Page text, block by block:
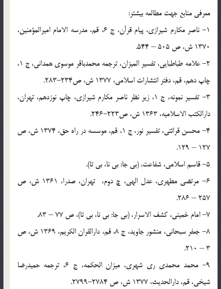
معرفي منابع جهت مطالعه بيشتر:
1- ناصر مكارم شيرازي، پيام قرآن، ج 6، قم، مدرسه الامام اميرالمؤمنين،
1370 ش، ص 505 – 544.
2- علامه طباطبايي، تفسير الميزان، ترجمه محمدباقر موسوي همداني، ج 1،
چاپ دهم، قم، دفتر انتشارات اسلامي، 1377 ش، ص234-283.
3- تفسير نمونه، ج 1، زير نظر ناصر مكارم شيرازي، چاپ نوزدهم، تهران،
دارالكتب الاسلاميه، 1363 ش، ص223-246.
4- محسن قرائتي، تفسير نور، ج 1، قم، موسسه در راه حق، 1374 ش، ص
127 – 129.
5- قاسم اسلامي، شفاعت، (بي جا: بي نا، بي تا).
6- مرتضي مطهري، عدل الهي، چ دوم، تهران، صدرا، 1361 ش، ص
257 – 286.
7- امام خميني، كشف الاسرار، (بي جا: بي نا، بي تا)، ص 77 – 83.
8- جعفر سبحاني، منشور جاويد، ج 8، قم، دارالقران الكريم، 1369 ش، ص
3 – 210.
9- محمد محمدي ري شهري، ميزان الحكمه، ج 6، ترجمه حميدرضا
شيخي، قم، دارالحديث، 1377 ش، ص 2784-2799.